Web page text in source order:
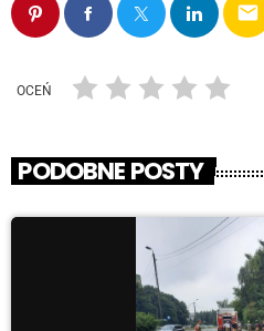
email
OCEŃ
PODOBNE POSTY